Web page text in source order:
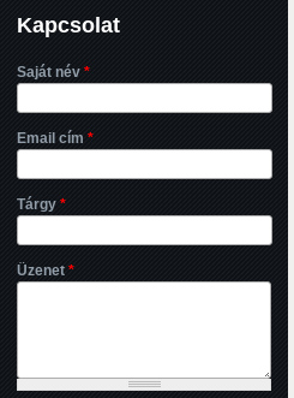
Kapcsolat
Saját név *
Email cím *
Tárgy *
Üzenet *